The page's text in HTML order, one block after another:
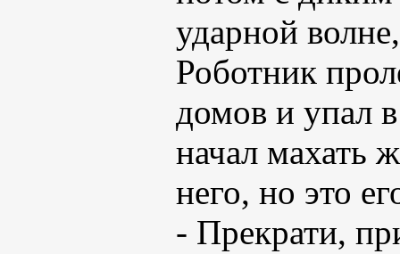
ударной
Роботник
домов и упал
начал махать
него, но это
- Прекрати,